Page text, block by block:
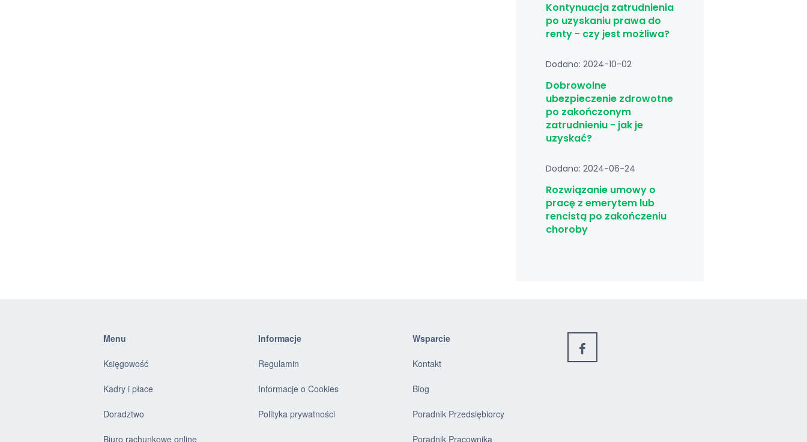
Kontynuacja zatrudnienia
po uzyskaniu prawa do
renty - czy jest możliwa?
Dodano: 2024-10-02
Dobrowolne
ubezpieczenie zdrowotne
po zakończonym
zatrudnieniu - jak je
uzyskać?
Dodano: 2024-06-24
Rozwiązanie umowy o
pracę z emerytem lub
rencistą po zakończeniu
choroby
Menu
Księgowość
Kadry i płace
Doradztwo
Biuro rachunkowe online
Informacje
Regulamin
Informacje o Cookies
Polityka prywatności
Wsparcie
Kontakt
Blog
Poradnik Przedsiębiorcy
Poradnik Pracownika